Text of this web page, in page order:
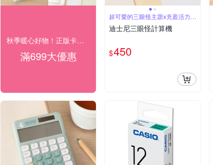
秋季暖心好物！正版卡通療癒夯貨89折起
滿699大優惠
超可愛的三眼怪主題x充盈活力感
的明亮外型
迪士尼三眼怪計算機
$450